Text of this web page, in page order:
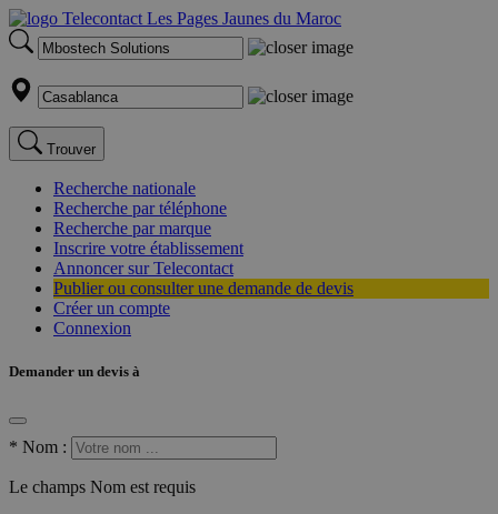
Trouver
Recherche nationale
Recherche par téléphone
Recherche par marque
Inscrire votre établissement
Annoncer sur Telecontact
Publier ou consulter une demande de devis
Créer un compte
Connexion
Demander un devis à
* Nom :
Le champs Nom est requis